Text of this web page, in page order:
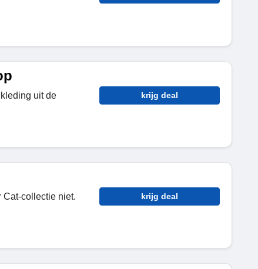
uit de
krijg deal
Cat-collectie niet. krijg deal